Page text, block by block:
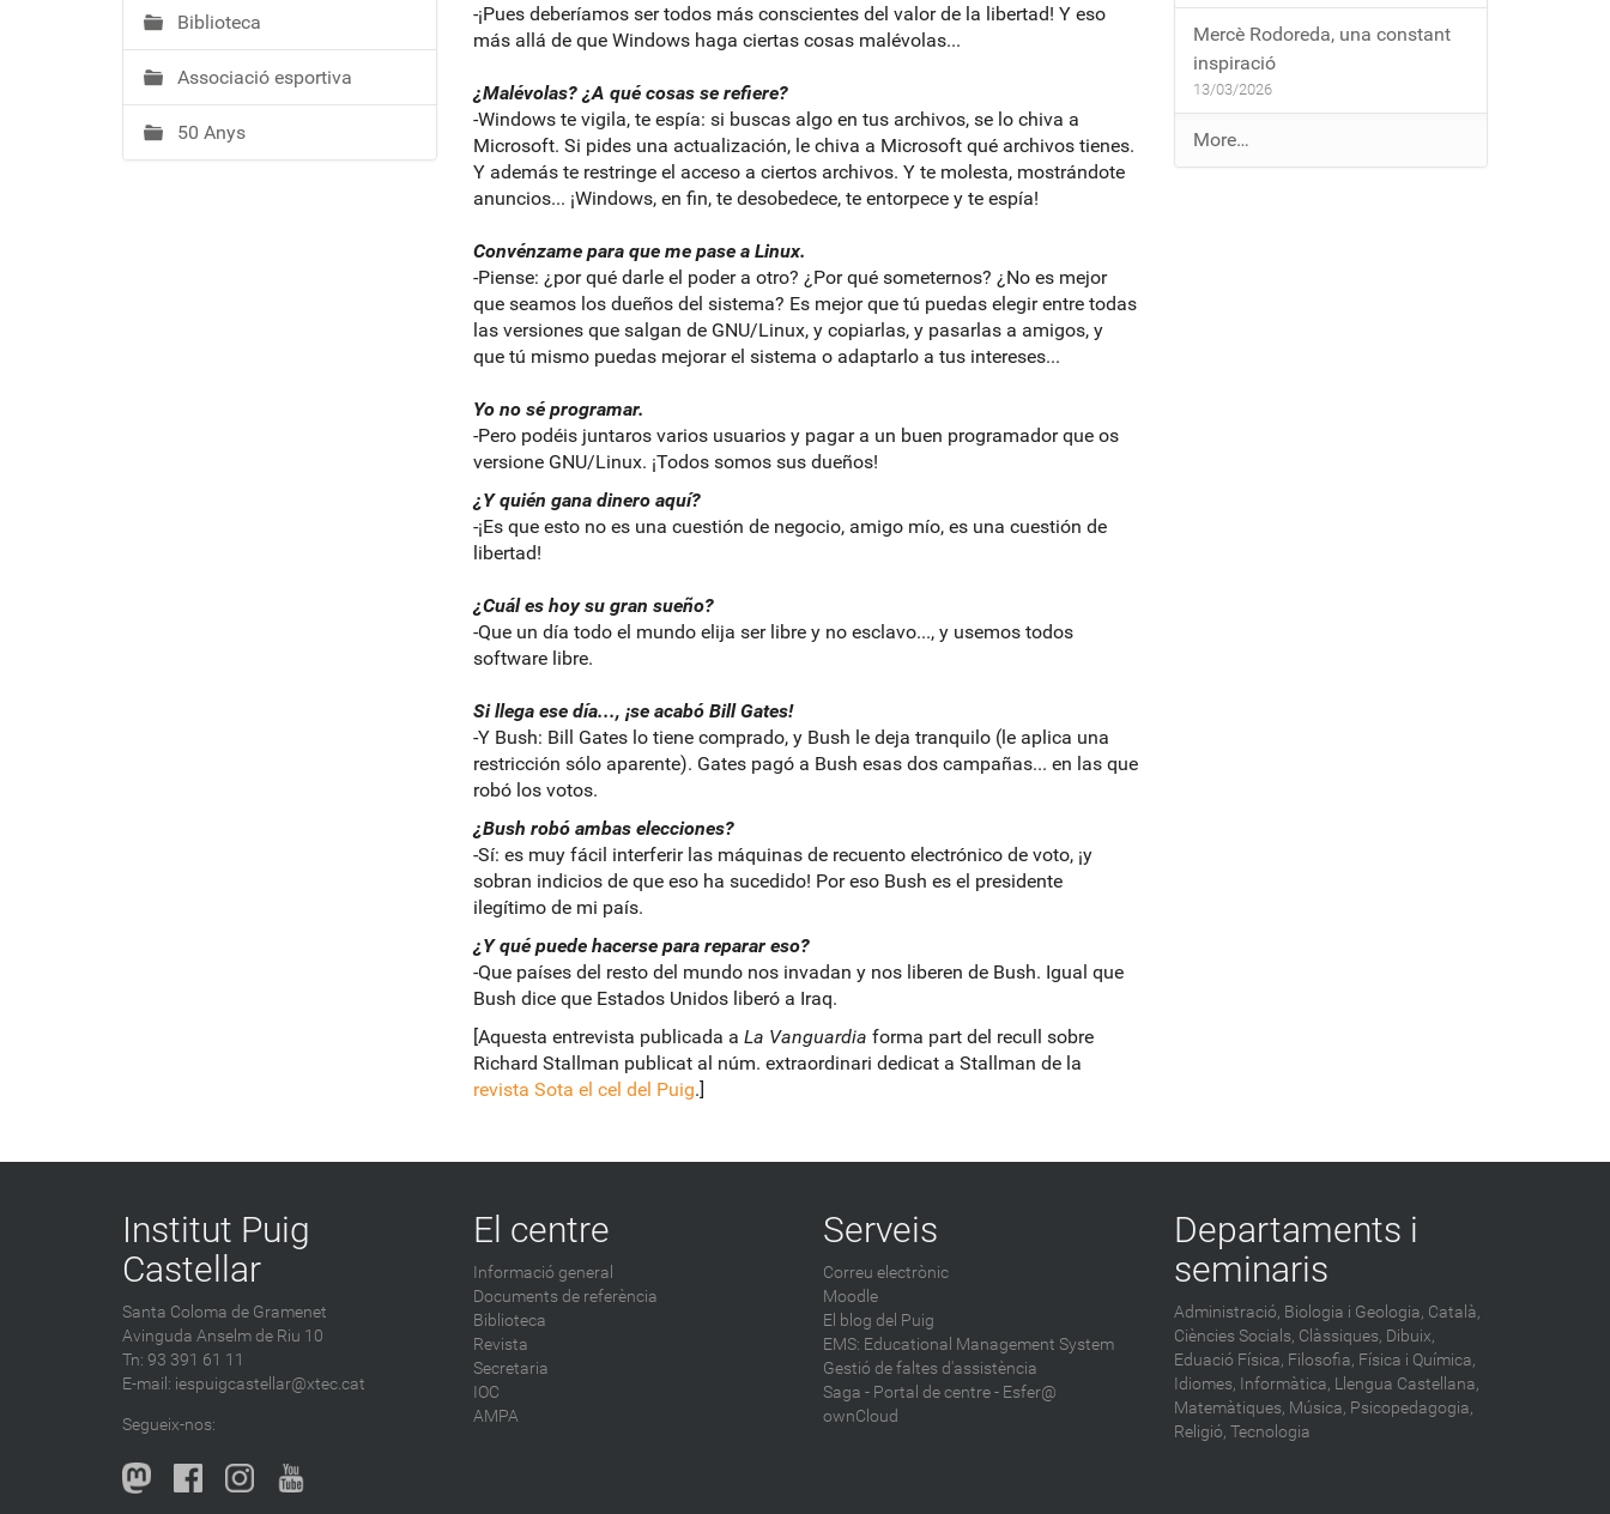
-¡Pues deberíamos ser todos más conscientes del valor de la libertad! Y eso
más allá de que Windows haga ciertas cosas malévolas...
¿Malévolas? ¿A qué cosas se refiere?
-Windows te vigila, te espía: si buscas algo en tus archivos, se lo chiva a
Microsoft. Si pides una actualización, le chiva a Microsoft qué archivos tienes.
Y además te restringe el acceso a ciertos archivos. Y te molesta, mostrándote
anuncios... ¡Windows, en fin, te desobedece, te entorpece y te espía!
Convénzame para que me pase a Linux.
-Piense: ¿por qué darle el poder a otro? ¿Por qué someternos? ¿No es mejor
que seamos los dueños del sistema? Es mejor que tú puedas elegir entre todas
las versiones que salgan de GNU/Linux, y copiarlas, y pasarlas a amigos, y
que tú mismo puedas mejorar el sistema o adaptarlo a tus intereses...
Yo no sé programar.
-Pero podéis juntaros varios usuarios y pagar a un buen programador que os
versione GNU/Linux. ¡Todos somos sus dueños!
¿Y quién gana dinero aquí?
-¡Es que esto no es una cuestión de negocio, amigo mío, es una cuestión de
libertad!
¿Cuál es hoy su gran sueño?
-Que un día todo el mundo elija ser libre y no esclavo..., y usemos todos
software libre.
Si llega ese día..., ¡se acabó Bill Gates!
-Y Bush: Bill Gates lo tiene comprado, y Bush le deja tranquilo (le aplica una
restricción sólo aparente). Gates pagó a Bush esas dos campañas... en las que
robó los votos.
¿Bush robó ambas elecciones?
-Sí: es muy fácil interferir las máquinas de recuento electrónico de voto, ¡y
sobran indicios de que eso ha sucedido! Por eso Bush es el presidente
ilegítimo de mi país.
¿Y qué puede hacerse para reparar eso?
-Que países del resto del mundo nos invadan y nos liberen de Bush. Igual que
Bush dice que Estados Unidos liberó a Iraq.
[Aquesta entrevista publicada a La Vanguardia forma part del recull sobre
Richard Stallman publicat al núm. extraordinari dedicat a Stallman de la
revista Sota el cel del Puig.]
Biblioteca
Associació esportiva
50 Anys
Mercè Rodoreda, una constant
inspiració
13/03/2026
E
n
More…
Institut Puig
Castellar
Santa Coloma de Gramenet
Avinguda Anselm de Riu 10
Tn: 93 391 61 11
E-mail: iespuigcastellar@xtec.cat
Segueix-nos:
El centre
Informació general
Documents de referència
Biblioteca
Revista
Secretaria
IOC
AMPA
Serveis
Correu electrònic
Moodle
El blog del Puig
EMS: Educational Management System
Gestió de faltes d'assistència
Saga - Portal de centre - Esfer@
ownCloud
Departaments i
seminaris
Administració, Biologia i Geologia, Català,
Ciències Socials, Clàssiques, Dibuix,
Eduació Física, Filosofia, Física i Química,
Idiomes, Informàtica, Llengua Castellana,
Matemàtiques, Música, Psicopedagogia,
Religió, Tecnologia